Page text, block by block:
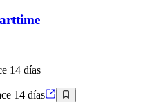
14 días
14 días